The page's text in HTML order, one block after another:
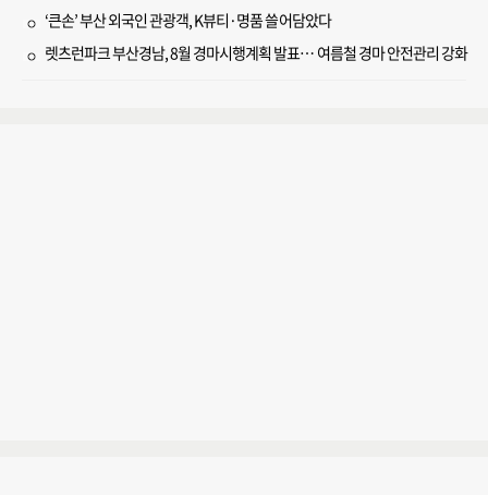
‘큰손’ 부산 외국인 관광객, K뷰티·명품 쓸어담았다
렛츠런파크 부산경남, 8월 경마시행계획 발표… 여름철 경마 안전관리 강화